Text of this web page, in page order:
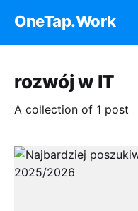
OneTap.Work
rozwój w IT
A collection of 1 post